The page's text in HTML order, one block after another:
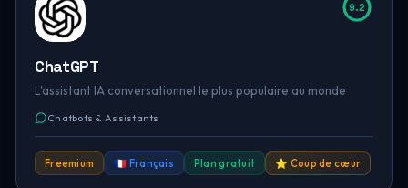
9.2
ChatGPT
L'assistant IA conversationnel le plus populaire au monde
Chatbots & Assistants
Freemium 🇫🇷 Français Plan gratuit ⭐ Coup de cœur